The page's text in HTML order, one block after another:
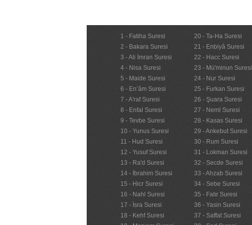
1 - Fatiha Suresi
2 - Bakara Suresi
3 - Ali İmran Suresi
4 - Nisa Suresi
5 - Maide Suresi
6 - En’âm Suresi
7 - A'raf Suresi
8 - Enfal Suresi
9 - Tevbe Suresi
10 - Yunus Suresi
11 - Hud Suresi
12 - Yusuf Suresi
13 - Ra'd Suresi
14 - İbrahim Suresi
15 - Hicr Suresi
16 - Nahl Suresi
17 - İsra Suresi
18 - Kehf Suresi
20 - Ta-Ha Suresi
21 - Enbiyâ Suresi
22 - Hacc Suresi
23 - Mü'minun Suresi
24 - Nur Suresi
25 - Furkan Suresi
26 - Şuara Suresi
27 - Neml Suresi
28 - Kasas Suresi
29 - Ankebut Suresi
30 - Rum Suresi
31 - Lokman Suresi
32 - Secde Suresi
33 - Ahzab Suresi
34 - Sebe Suresi
35 - Fatır Suresi
36 - Yasin Suresi
37 - Saffat Suresi